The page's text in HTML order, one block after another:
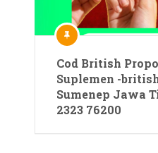
Cod British
Suplemen -
Sumenep Jawa
2323 76200